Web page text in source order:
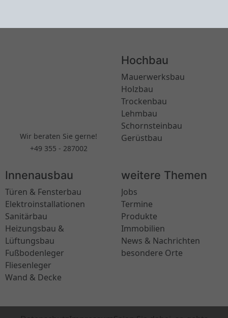
Wir beraten Sie gerne!
+49 355 - 287002
Hochbau
Mauerwerksbau
Holzbau
Trockenbau
Lehmbau
Schornsteinbau
Gerüstbau
Innenausbau
Türen & Fensterbau
Elektroinstallationen
Sanitärbau
Heizungsbau &
Lüftungsbau
Fußbodenleger
Fliesenleger
Wand & Decke
weitere Themen
Jobs
Termine
Produkte
Immobilien
News & Nachrichten
besondere Orte